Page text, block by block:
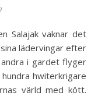
lädervingar efter
i gardet flyger
hwiterkrigare
värld med kött.